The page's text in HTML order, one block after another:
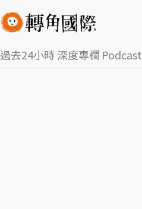
過去24小時深度專欄 Podcast